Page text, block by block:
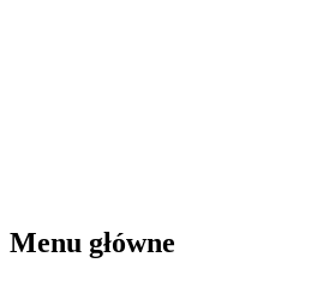
Menu główne